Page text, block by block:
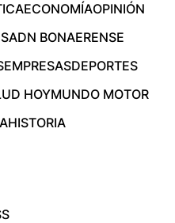
ECONOMÍAOPINIÓN
ADN BONAERENSE
EMPRESASDEPORTES
HOYMUNDO MOTOR
HISTORIA